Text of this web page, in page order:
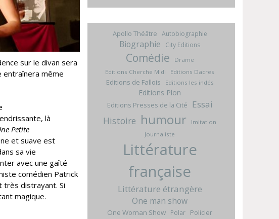
sur le divan sera
entraînera même
là
Petite
et suave est
sa vie
avec une gaîté
comédien Patrick
très distrayant. Si
magique.
Apollo Théâtre Autobiographie
Biographie City Editions
Comédie
Drame
Editions Cherche Midi
Editions Dacres
Editions de Fallois Editions les indés
Editions Plon
Editions Presses de la Cité Essai
Histoire humour
Imitation
Journaliste
Littérature
française
Littérature étrangère
One man show
One Woman Show Polar Policier